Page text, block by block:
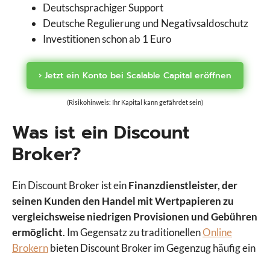
Deutschsprachiger Support
Deutsche Regulierung und Negativsaldoschutz
Investitionen schon ab 1 Euro
› Jetzt ein Konto bei Scalable Capital eröffnen
(Risikohinweis: Ihr Kapital kann gefährdet sein)
Was ist ein Discount
Broker?
Ein Discount Broker ist einFinanzdienstleister, der
seinen Kunden den Handel mit Wertpapieren zu
vergleichsweise niedrigen Provisionen und Gebühren
ermöglicht. Im Gegensatz zu traditionellenOnline
Brokernbieten Discount Broker im Gegenzug häufig ein